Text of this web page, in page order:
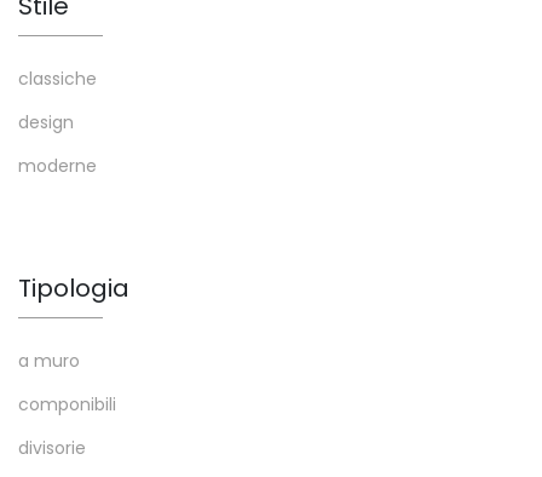
classiche
design
moderne
Tipologia
a muro
componibili
divisorie